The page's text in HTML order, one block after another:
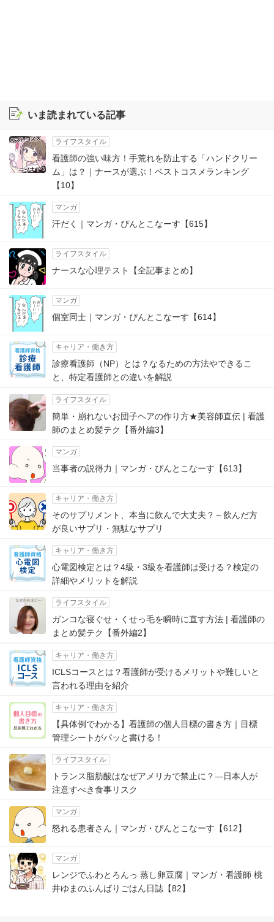
いま読まれている記事
ライフスタイル
看護師の強い味方！手荒れを防止する「ハンドクリー
ム」は？｜ナースが選ぶ！ベストコスメランキング
【10】
マンガ
汗だく｜マンガ・ぴんとこなーす【615】
ライフスタイル
ナースな心理テスト【全記事まとめ】
マンガ
個室同士｜マンガ・ぴんとこなーす【614】
キャリア・働き方
診療看護師（NP）とは？なるための方法やできるこ
と、特定看護師との違いを解説
ライフスタイル
簡単・崩れないお団子ヘアの作り方★美容師直伝 | 看護
師のまとめ髪テク【番外編3】
マンガ
当事者の説得力｜マンガ・ぴんとこなーす【613】
キャリア・働き方
そのサプリメント、本当に飲んで大丈夫？～飲んだ方
が良いサプリ・無駄なサプリ
キャリア・働き方
心電図検定とは？4級・3級を看護師は受ける？検定の
詳細やメリットを解説
ライフスタイル
ガンコな寝ぐせ・くせっ毛を瞬時に直す方法 | 看護師の
まとめ髪テク【番外編2】
キャリア・働き方
ICLSコースとは？看護師が受けるメリットや難しいと
言われる理由を紹介
キャリア・働き方
【具体例でわかる】看護師の個人目標の書き方｜目標
管理シートがパッと書ける！
ライフスタイル
トランス脂肪酸はなぜアメリカで禁止に？―日本人が
注意すべき食事リスク
マンガ
怒れる患者さん｜マンガ・ぴんとこなーす【612】
マンガ
レンジでふわとろんっ 蒸し卵豆腐｜マンガ・看護師 桃
井ゆまのふんばりごはん日誌【82】